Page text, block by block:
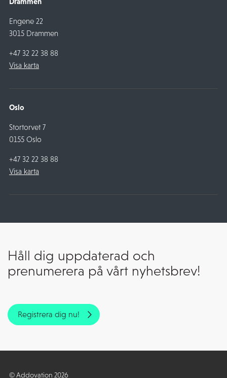
Engene 22
3015 Drammen
+47 32 22 38 88
Visa karta
Oslo
Stortorvet 7
0155 Oslo
+47 32 22 38 88
Visa karta
Håll dig uppdaterad och
prenumerera på vårt nyhetsbrev!
Registrera dig nu!
© Addovation 2026